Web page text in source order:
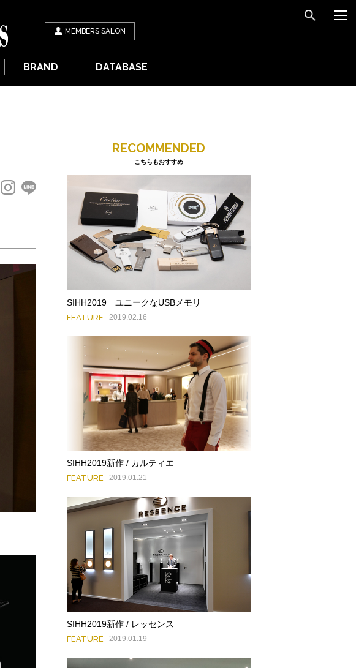
MEMBERS SALON
BRAND DATABASE
RECOMMENDED
こちらもおすすめ
SIHH2019 ユニークなUSBメモリ
FEATURE 2019.02.16
SIHH2019新作 / カルティエ
FEATURE 2019.01.21
SIHH2019新作 / レッセンス
FEATURE 2019.01.19